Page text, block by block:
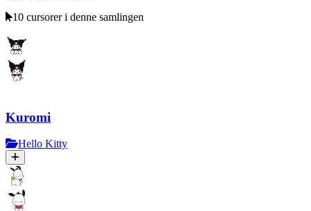
10 cursorer i denne samlingen
Kuromi
Hello Kitty